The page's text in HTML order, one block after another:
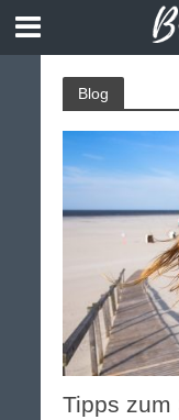
Blog
Tipps zum